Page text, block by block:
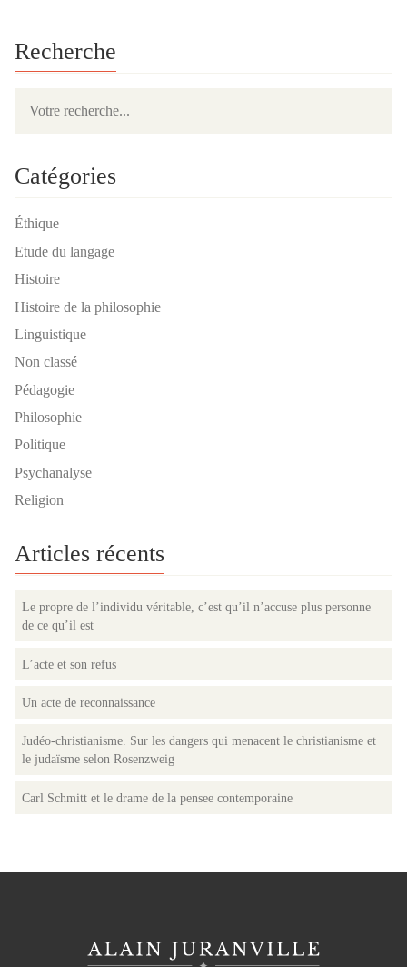
Recherche
Catégories
Éthique
Etude du langage
Histoire
Histoire de la philosophie
Linguistique
Non classé
Pédagogie
Philosophie
Politique
Psychanalyse
Religion
Articles récents
Le propre de l’individu véritable, c’est qu’il n’accuse plus personne
de ce qu’il est
L’acte et son refus
Un acte de reconnaissance
Judéo-christianisme. Sur les dangers qui menacent le christianisme et
le judaïsme selon Rosenzweig
Carl Schmitt et le drame de la pensee contemporaine